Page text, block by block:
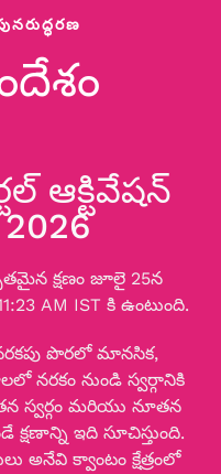
ఆక్టివేషన్
క్షణం జూలై 25న
AM IST కి ఉంటుంది.
పొరలో మానసిక,
నరకం నుండి స్వర్గానికి
స్వర్గం మరియు నూతన
ఇది సూచిస్తుంది.
అనేవి క్వాంటం క్షేత్రంలో